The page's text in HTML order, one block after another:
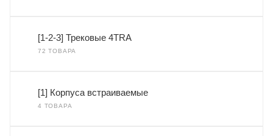
[1-2-3] Трековые 4TRA
72 ТОВАРА
[1] Корпуса встраиваемые
4 ТОВАРА